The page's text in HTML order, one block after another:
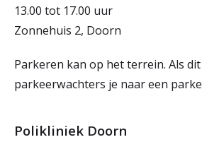
13.00 tot 17.00 uur
Zonnehuis 2, Doorn
Parkeren kan op het terrein. Als
parkeerwachters je naar een
Polikliniek Doorn